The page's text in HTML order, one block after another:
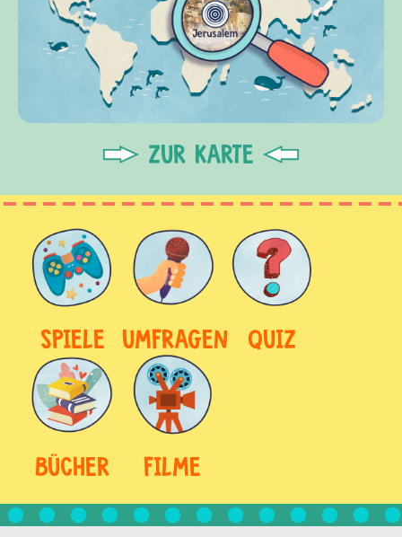
ZUR KARTE
SPIELE UMFRAGEN QUIZ
BÜCHER FILME